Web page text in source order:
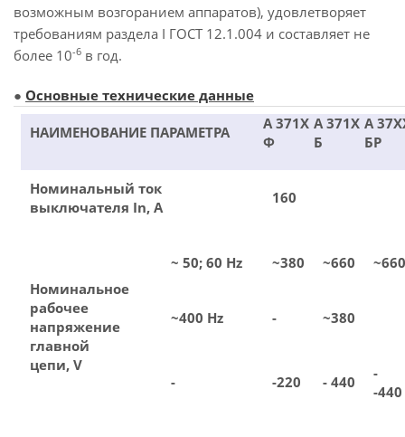
возможным возгоранием аппаратов), удовлетворяет
требованиям раздела I ГОСТ 12.1.004 и составляет не
более 10-6 в год.
● Основные технические данные
НАИМЕНОВАНИЕ ПАРАМЕТРА
А 371Х
Ф
А 371Х
Б
А
БР
Номинальный ток
выключателя In, A
160
Номинальное
рабочее
напряжение
главной
цепи, V
~ 50; 60 Hz ~380 ~660 ~660
~400 Hz - ~380
- -220 - 440
-
-440